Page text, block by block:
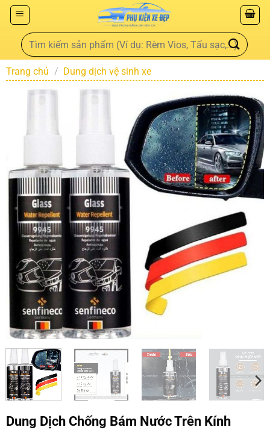
Trang chủ / Dung dịch vệ sinh xe
Dung Dịch Chống Bám Nước Trên Kính